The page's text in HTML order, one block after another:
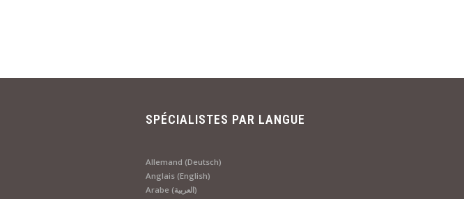
SPÉCIALISTES PAR LANGUE
Allemand (Deutsch)
Anglais (English)
Arabe (العربية)